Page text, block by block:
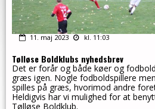
11. maj 2023 kl. 11:03
Tølløse Boldklubs nyhedsbrev
Det er forår og både køer og
græs igen. Nogle fodboldspillere
spilles på græs, hvorimod andre
Heldigvis har vi mulighed for at
Tølløse Boldklub.